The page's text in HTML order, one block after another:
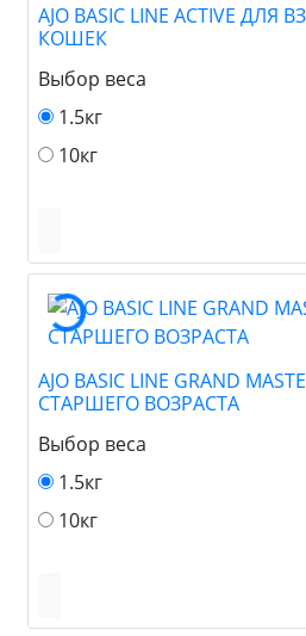
AJO BASIC LINE ACTIVE
КОШЕК
Выбор веса
1.5кг
10кг
AJO BASIC LINE GRAND
СТАРШЕГО ВОЗРАСТА
Выбор веса
1.5кг
10кг